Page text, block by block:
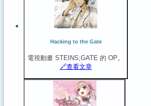
Hacking to the Gate
電視動畫 STEINS;GATE 的 OP。
🔗️查看文章